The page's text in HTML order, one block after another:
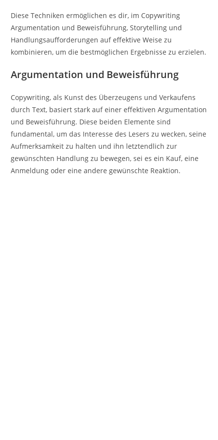
Diese Techniken ermöglichen es dir, im Copywriting
Argumentation und Beweisführung, Storytelling und
Handlungsaufforderungen auf effektive Weise zu
kombinieren, um die bestmöglichen Ergebnisse zu erzielen.
Argumentation und Beweisführung
Copywriting, als Kunst des Überzeugens und Verkaufens
durch Text, basiert stark auf einer effektiven Argumentation
und Beweisführung. Diese beiden Elemente sind
fundamental, um das Interesse des Lesers zu wecken, seine
Aufmerksamkeit zu halten und ihn letztendlich zur
gewünschten Handlung zu bewegen, sei es ein Kauf, eine
Anmeldung oder eine andere gewünschte Reaktion.